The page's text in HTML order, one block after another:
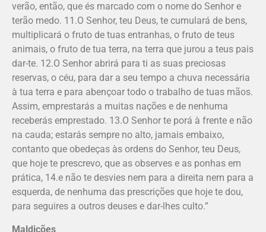
verão, então, que és marcado com o nome do Senhor e
terão medo. 11.O Senhor, teu Deus, te cumulará de bens,
multiplicará o fruto de tuas entranhas, o fruto de teus
animais, o fruto de tua terra, na terra que jurou a teus pais
dar-te. 12.O Senhor abrirá para ti as suas preciosas
reservas, o céu, para dar a seu tempo a chuva necessária
à tua terra e para abençoar todo o trabalho de tuas mãos.
Assim, emprestarás a muitas nações e de nenhuma
receberás emprestado. 13.O Senhor te porá à frente e não
na cauda; estarás sempre no alto, jamais embaixo,
contanto que obedeças às ordens do Senhor, teu Deus,
que hoje te prescrevo, que as observes e as ponhas em
prática, 14.e não te desvies nem para a direita nem para a
esquerda, de nenhuma das prescrições que hoje te dou,
para seguires a outros deuses e dar-lhes culto.”
Maldições